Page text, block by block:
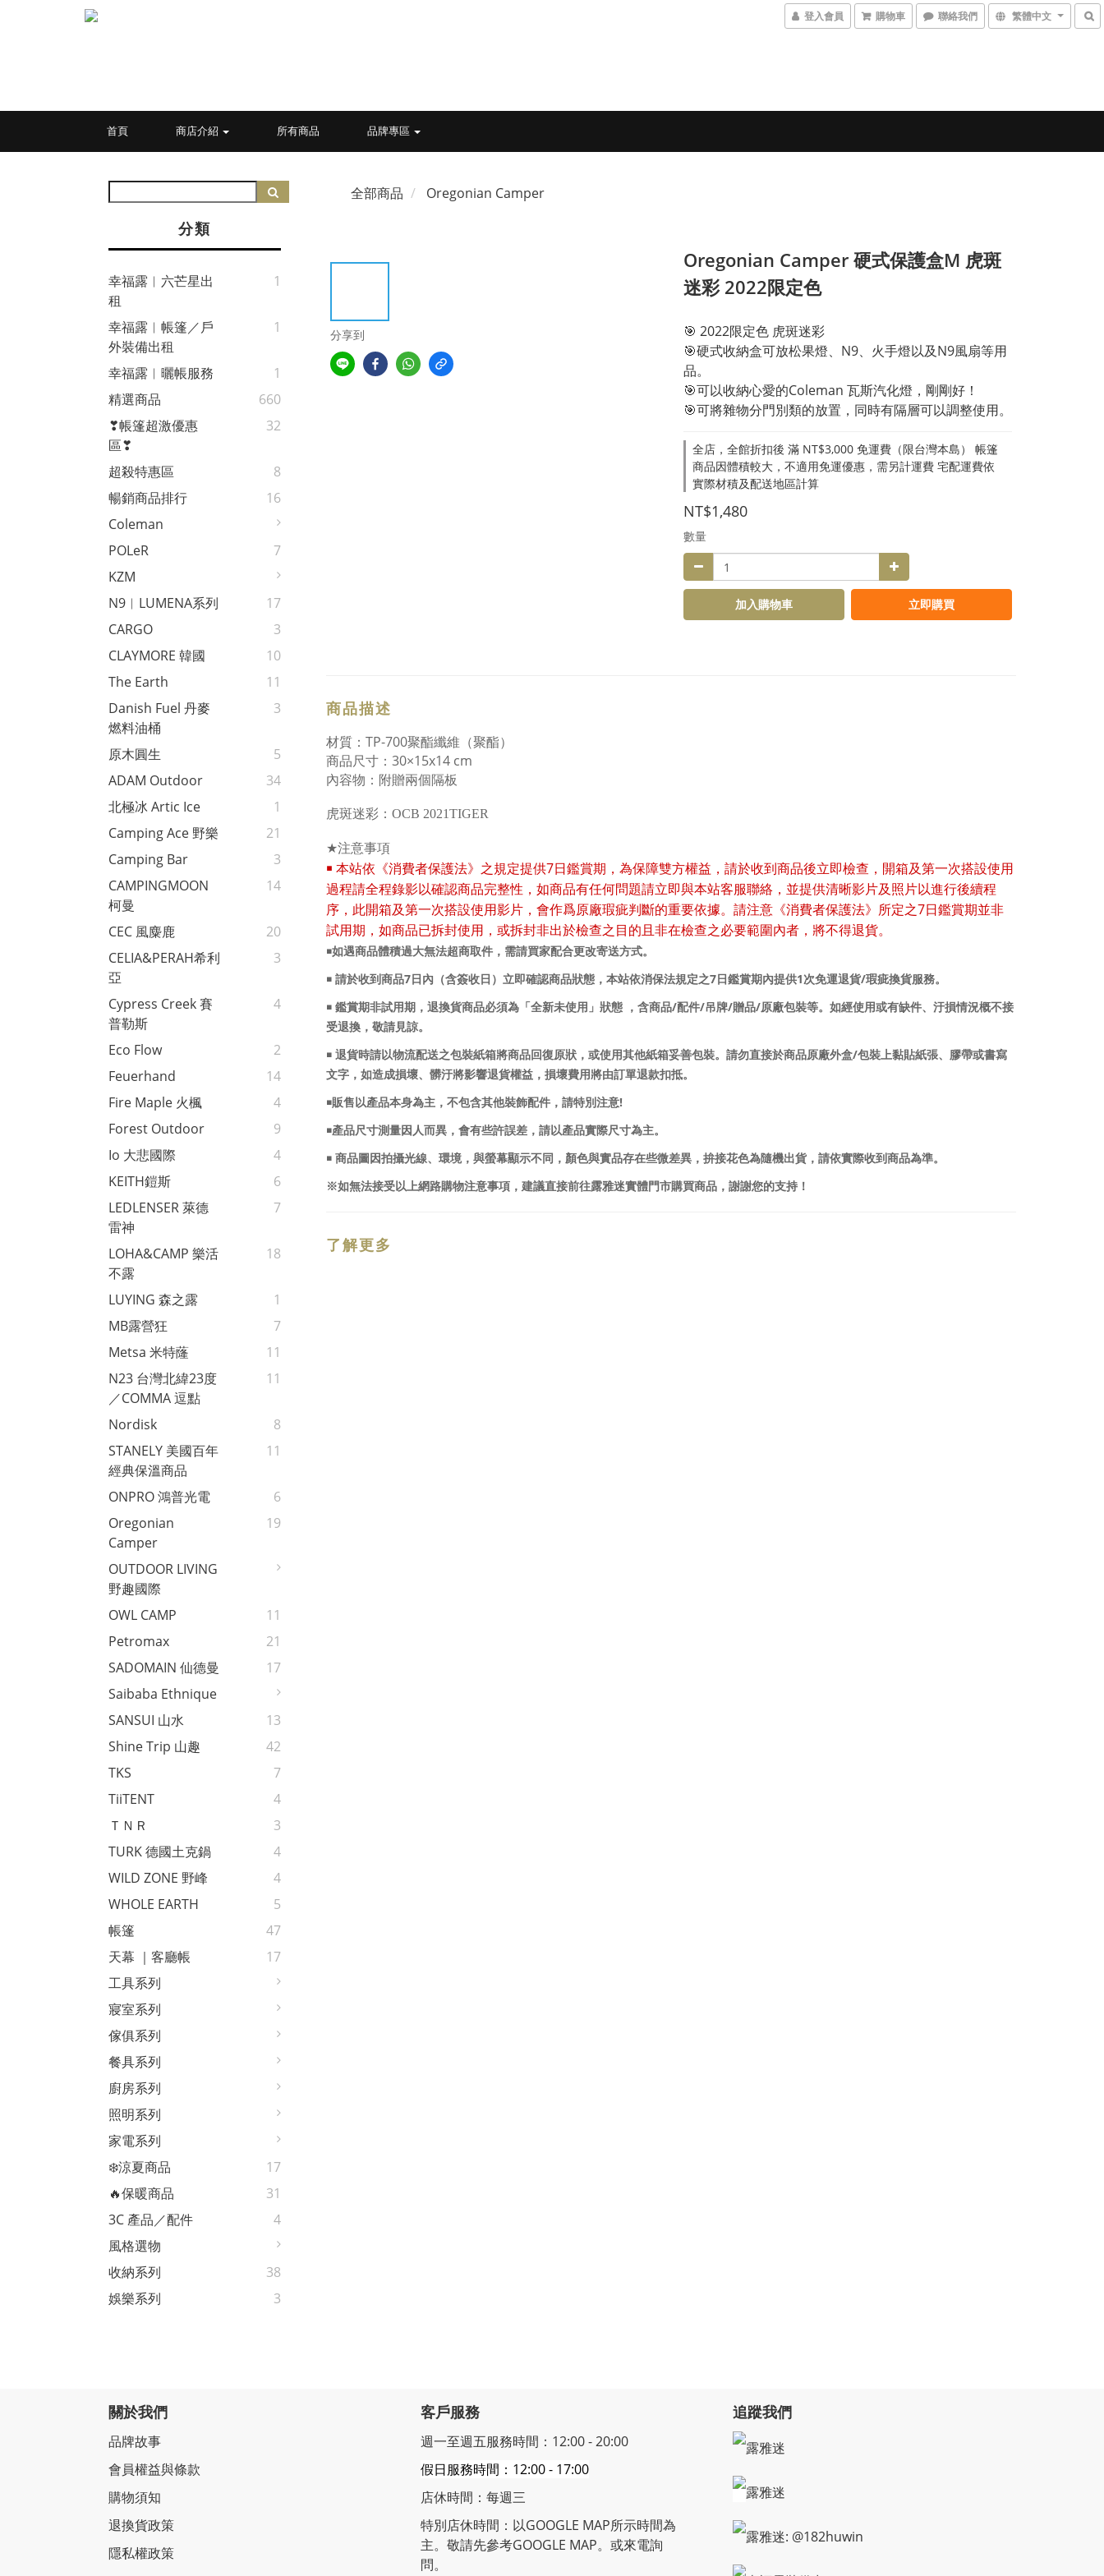
登入會員 購物車 聯絡我們 繁體中文
首頁 商店介紹 所有商品 品牌專區
分類
幸福露︱六芒星出
租
1
幸福露︱帳篷／戶
外裝備出租
1
幸福露︱曬帳服務
1
精選商品
660
❣帳篷超激優惠
區❣
32
超殺特惠區
8
暢銷商品排行
16
Coleman
POLeR
7
KZM
N9︱LUMENA系列
17
CARGO
3
CLAYMORE 韓國
10
The Earth
11
Danish Fuel 丹麥
燃料油桶
3
原木圓生
5
ADAM Outdoor
34
北極冰 Artic Ice
1
Camping Ace 野樂
21
Camping Bar
3
CAMPINGMOON
柯曼
14
CEC 風麋鹿
20
CELIA&PERAH希利
亞
3
Cypress Creek 賽
普勒斯
4
Eco Flow
2
Feuerhand
14
Fire Maple 火楓
4
Forest Outdoor
9
Io 大悲國際
4
KEITH鎧斯
6
LEDLENSER 萊德
雷神
7
LOHA&CAMP 樂活
不露
18
LUYING 森之露
1
MB露營狂
7
Metsa 米特蕯
11
N23 台灣北緯23度
／COMMA 逗點
11
Nordisk
8
STANELY 美國百年
經典保溫商品
11
ONPRO 鴻普光電
6
Oregonian
Camper
19
OUTDOOR LIVING
野趣國際
OWL CAMP
11
Petromax
21
SADOMAIN 仙德曼
17
Saibaba Ethnique
SANSUI 山水
13
Shine Trip 山趣
42
TKS
7
TiiTENT
4
ＴＮＲ
3
TURK 德國土克鍋
4
WILD ZONE 野峰
4
WHOLE EARTH
5
帳篷
47
天幕 ｜客廳帳
17
工具系列
寢室系列
傢俱系列
餐具系列
廚房系列
照明系列
家電系列
❄️涼夏商品
17
🔥保暖商品
31
3C 產品／配件
4
風格選物
收納系列
38
娛樂系列
3
全部商品 Oregonian Camper
分享到
Oregonian Camper 硬式保護盒M 虎斑
迷彩 2022限定色
🎯 2022限定色 虎斑迷彩
🎯硬式收納盒可放松果燈、N9、火手燈以及N9風扇等用
品。
🎯可以收納心愛的Coleman 瓦斯汽化燈，剛剛好！
🎯可將雜物分門別類的放置，同時有隔層可以調整使用。
全店，全館折扣後 滿 NT$3,000 免運費（限台灣本島） 帳篷
商品因體積較大，不適用免運優惠，需另計運費 宅配運費依
實際材積及配送地區計算
NT$1,480
數量
加入購物車 立即購買
商品描述
材質： TP-700聚酯纖維（聚酯）
商品尺寸： 30×15x14 cm
內容物：附贈兩個隔板
虎斑迷彩： OCB 2021TIGER
★注意事項
￭ 本站依《消費者保護法》之規定提供7日鑑賞期，為保障雙方權益，請於收到商品後立即檢查，開箱及第一次搭設使用
過程請全程錄影以確認商品完整性，如商品有任何問題請立即與本站客服聯絡，並提供清晰影片及照片以進行後續程
序，此開箱及第一次搭設使用影片，會作爲原廠瑕疵判斷的重要依據。請注意《消費者保護法》所定之7日鑑賞期並非
試用期，如商品已拆封使用，或拆封非出於檢查之目的且非在檢查之必要範圍內者，將不得退貨。
￭如遇商品體積過大無法超商取件，需請買家配合更改寄送方式。
￭ 請於收到商品7 日內（含簽收日）立即確認商品狀態，本站依消保法規定之7 日鑑賞期內提供1次免運退貨/瑕疵換貨服務。
￭ 鑑賞期非試用期，退換貨商品必須為「全新未使用」狀態 ，含商品/配件/吊牌/贈品/原廠包裝等。如經使用或有缺件、汙損情況概不接
受退換，敬請見諒。
￭ 退貨時請以物流配送之包裝紙箱將商品回復原狀，或使用其他紙箱妥善包裝。請勿直接於商品原廠外盒/包裝上黏貼紙張、膠帶或書寫
文字，如造成損壞、髒汙將影響退貨權益，損壞費用將由訂單退款扣抵。
￭販售以產品本身為主，不包含其他裝飾配件，請特別注意!
￭產品尺寸測量因人而異，會有些許誤差，請以產品實際尺寸為主。
￭ 商品圖因拍攝光線、環境，與螢幕顯示不同，顏色與實品存在些微差異，拚接花色為隨機出貨，請依實際收到商品為準。
※如無法接受以上網路購物注意事項，建議直接前往露雅迷實體門市購買商品，謝謝您的支持！
了解更多
關於我們
品牌故事
會員權益與條款
購物須知
退換貨政策
隱私權政策
客戶服務
週一至週五服務時間：12:00 - 20:00
假日服務時間：12:00 - 17:00
店休時間：每週三
特別店休時間：以GOOGLE MAP所示時間為
主。敬請先參考GOOGLE MAP。或來電詢
問。
追蹤我們
露雅迷
露雅迷
露雅迷: @182huwin